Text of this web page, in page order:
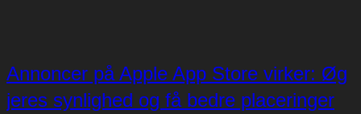
Annoncer på Apple App Store virker: Øg
jeres synlighed og få bedre placeringer